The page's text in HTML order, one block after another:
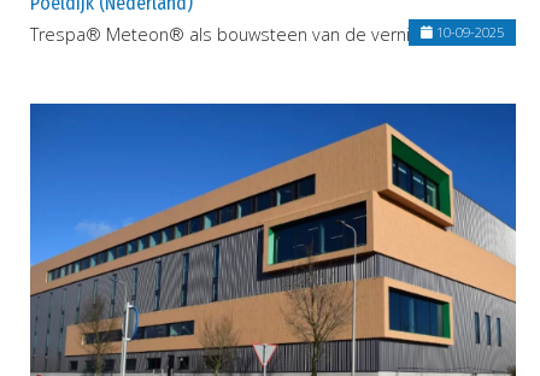
Trespa® Meteon® als bouwsteen van de vernieuwing10-09-2025